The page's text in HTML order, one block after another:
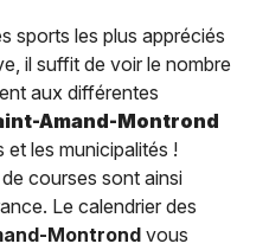
sports les plus appréciés
il suffit de voir le nombre
aux différentes
Amand-Montrond
les municipalités !
courses sont ainsi
Le calendrier des
Montrond vous